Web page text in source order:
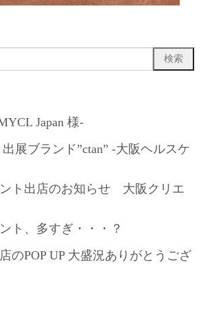
Japan 様-
展ブランド”ctan” -大阪ヘルスケ
ト出店のお知らせ 大阪クリエ
ト、多すぎ・・・？
のPOP UP 大盛況ありがとうござ